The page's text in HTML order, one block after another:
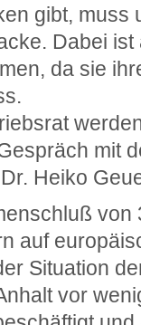
gibt, muss
Dabei
da sie
mit
Heiko
von
auf
Situation
vor